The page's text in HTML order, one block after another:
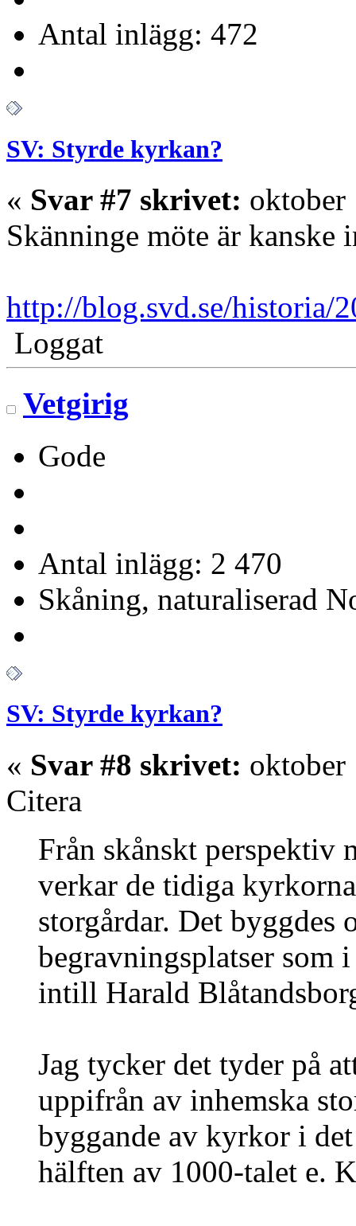
Antal inlägg: 472
SV: Styrde kyrkan?
« Svar #7 skrivet: oktober
Skänninge möte är kanske
http://blog.svd.se/historia/
Loggat
Vetgirig
Gode
Antal inlägg: 2 470
Skåning, naturaliserad
SV: Styrde kyrkan?
« Svar #8 skrivet: oktober
Citera
Från skånskt perspektiv
verkar de tidiga
storgårdar. Det
begravningsplatser som
intill Harald
Jag tycker det tyder på
uppifrån av inhemska
byggande av kyrkor i
hälften av 1000-talet e.